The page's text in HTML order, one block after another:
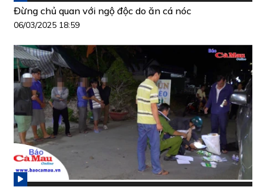
Đừng chủ quan với ngộ độc do ăn cá nóc
06/03/2025 18:59